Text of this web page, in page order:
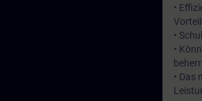
•
•
•
• Das